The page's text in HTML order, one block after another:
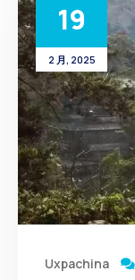
19
2 月, 2025
Uxpachina